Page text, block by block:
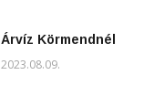
Árvíz Körmendnél
2023.08.09.